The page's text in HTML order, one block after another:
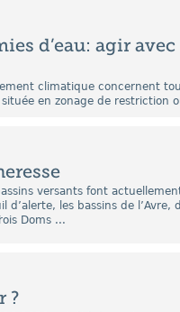
d’eau: agir avec
climatique concernent
en zonage de restriction
versants font
les bassins de l’Avre,
Doms ...
?